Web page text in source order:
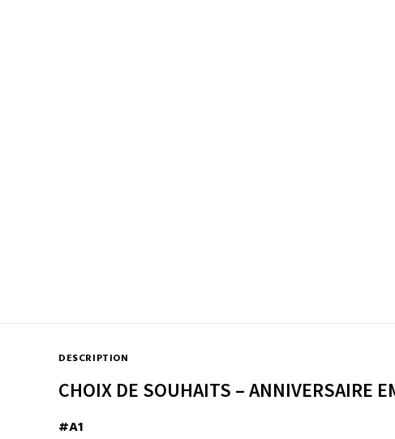
DESCRIPTION
CHOIX DE SOUHAITS – ANNIVERSAIRE
#A1